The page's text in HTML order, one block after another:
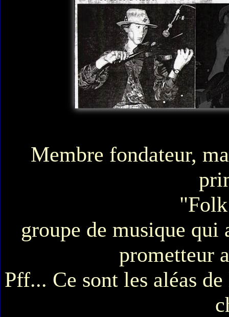
Membre fondateur,
groupe de musique qui
prometteur
Pff... Ce sont les aléas